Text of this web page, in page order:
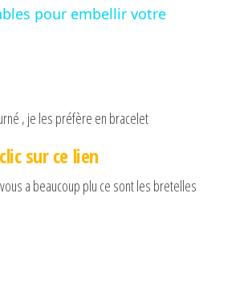
a
V
i
pour embellir votre
, je les préfère en bracelet
sur ce lien
a beaucoup plu ce sont les bretelles